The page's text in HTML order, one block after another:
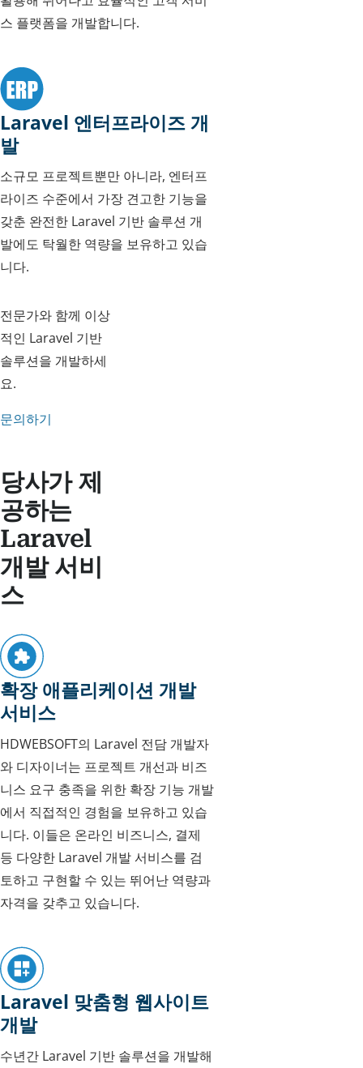
스 플랫폼을 개발합니다.
Laravel 엔터프라이즈 개
발
소규모 프로젝트뿐만 아니라, 엔터프
라이즈 수준에서 가장 견고한 기능을
갖춘 완전한 Laravel 기반 솔루션 개
발에도 탁월한 역량을 보유하고 있습
니다.
전문가와 함께 이상
적인 Laravel 기반
솔루션을 개발하세
요.
문의하기
당사가 제
공하는
Laravel
개발 서비
스
확장 애플리케이션 개발
서비스
HDWEBSOFT의 Laravel 전담 개발자
와 디자이너는 프로젝트 개선과 비즈
니스 요구 충족을 위한 확장 기능 개발
에서 직접적인 경험을 보유하고 있습
니다. 이들은 온라인 비즈니스, 결제
등 다양한 Laravel 개발 서비스를 검
토하고 구현할 수 있는 뛰어난 역량과
자격을 갖추고 있습니다.
Laravel 맞춤형 웹사이트
개발
수년간 Laravel 기반 솔루션을 개발해